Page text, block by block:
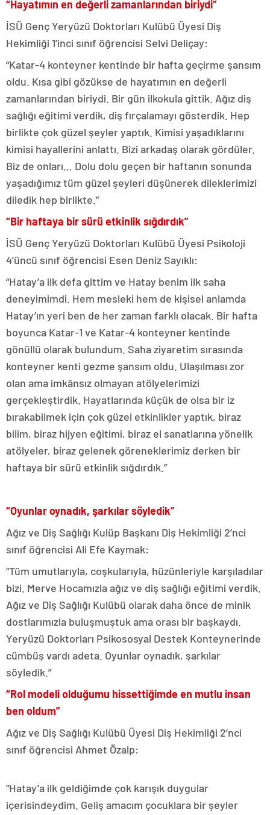
“Hayatımın en değerli zamanlarından biriydi”
İSÜ Genç Yeryüzü Doktorları Kulübü Üyesi Diş
Hekimliği 1’inci sınıf öğrencisi Selvi Deliçay:
“Katar-4 konteyner kentinde bir hafta geçirme şansım
oldu. Kısa gibi gözükse de hayatımın en değerli
zamanlarından biriydi. Bir gün ilkokula gittik. Ağız diş
sağlığı eğitimi verdik, diş fırçalamayı gösterdik. Hep
birlikte çok güzel şeyler yaptık. Kimisi yaşadıklarını
kimisi hayallerini anlattı. Bizi arkadaş olarak gördüler.
Biz de onları… Dolu dolu geçen bir haftanın sonunda
yaşadığımız tüm güzel şeyleri düşünerek dileklerimizi
diledik hep birlikte.”
“Bir haftaya bir sürü etkinlik sığdırdık”
İSÜ Genç Yeryüzü Doktorları Kulübü Üyesi Psikoloji
4’üncü sınıf öğrencisi Esen Deniz Sayıklı:
“Hatay’a ilk defa gittim ve Hatay benim ilk saha
deneyimimdi. Hem mesleki hem de kişisel anlamda
Hatay’ın yeri ben de her zaman farklı olacak. Bir hafta
boyunca Katar-1 ve Katar-4 konteyner kentinde
gönüllü olarak bulundum. Saha ziyaretim sırasında
konteyner kenti gezme şansım oldu. Ulaşılması zor
olan ama imkânsız olmayan atölyelerimizi
gerçekleştirdik. Hayatlarında küçük de olsa bir iz
bırakabilmek için çok güzel etkinlikler yaptık, biraz
bilim, biraz hijyen eğitimi, biraz el sanatlarına yönelik
atölyeler, biraz gelenek göreneklerimiz derken bir
haftaya bir sürü etkinlik sığdırdık.”
“Oyunlar oynadık, şarkılar söyledik”
Ağız ve Diş Sağlığı Kulüp Başkanı Diş Hekimliği 2’nci
sınıf öğrencisi Ali Efe Kaymak:
“Tüm umutlarıyla, coşkularıyla, hüzünleriyle karşıladılar
bizi. Merve Hocamızla ağız ve diş sağlığı eğitimi verdik.
Ağız ve Diş Sağlığı Kulübü olarak daha önce de minik
dostlarımızla buluşmuştuk ama orası bir başkaydı.
Yeryüzü Doktorları Psikososyal Destek Konteynerinde
cümbüş vardı adeta. Oyunlar oynadık, şarkılar
söyledik.”
“Rol modeli olduğumu hissettiğimde en mutlu insan
ben oldum”
Ağız ve Diş Sağlığı Kulübü Üyesi Diş Hekimliği 2’nci
sınıf öğrencisi Ahmet Özalp:
“Hatay’a ilk geldiğimde çok karışık duygular
içerisindeydim. Geliş amacım çocuklara bir şeyler